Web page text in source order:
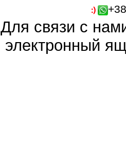
Для связи с
электронный